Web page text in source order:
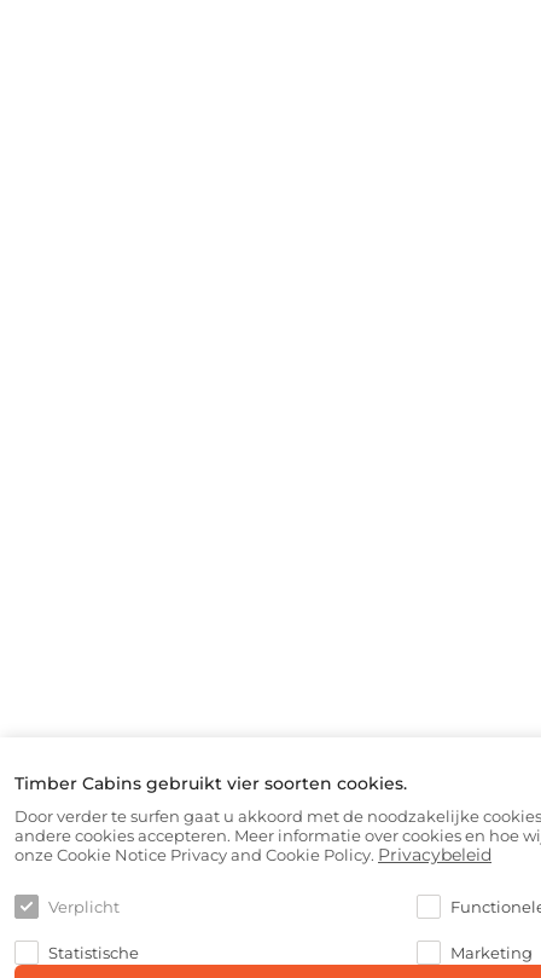
Timber Cabins gebruikt vier soorten cookies.
Door verder te surfen gaat u akkoord met de noodzakelijke
andere cookies accepteren. Meer informatie over cookies en hoe
onze Cookie Notice Privacy and Cookie Policy. Privacybeleid
Verplicht
Statistische Marketing